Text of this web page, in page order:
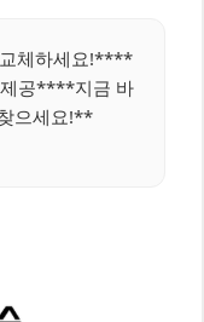
체하세요!****
제공****지금 바
으세요!**